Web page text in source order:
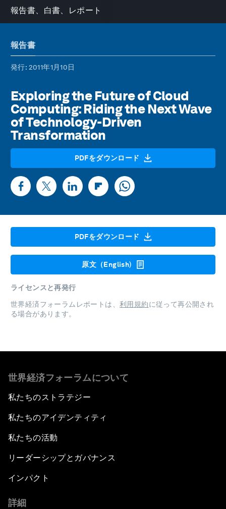
報告書、白書、レポート
報告書
発行: 2011年1月10日
Exploring the Future of Cloud
Computing: Riding the Next Wave
of Technology-Driven
Transformation
PDFをダウンロード
PDFをダウンロード
原文（English)
ライセンスと再発行
世界経済フォーラムレポートは、 利用規約に従って再公開され
る場合があります。
世界経済フォーラムについて
私たちのストラテジー
私たちのアイデンティティ
私たちの活動
リーダーシップとガバナンス
インパクト
詳細